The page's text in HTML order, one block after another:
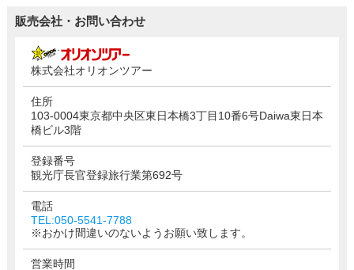
販売会社・お問い合わせ
株式会社オリオンツアー
住所
103-0004東京都中央区東日本橋3丁目10番6号Daiwa東日本
橋ビル3階
登録番号
観光庁長官登録旅行業第692号
電話
TEL:050-5541-7788
※おかけ間違いのないようお願い致します。
営業時間